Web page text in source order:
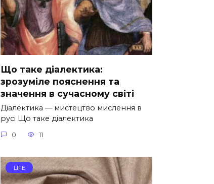
Що таке діалектика:
зрозуміле пояснення та
значення в сучасному світі
Діалектика — мистецтво мислення в
русі Що таке діалектика
0 11
LIFE